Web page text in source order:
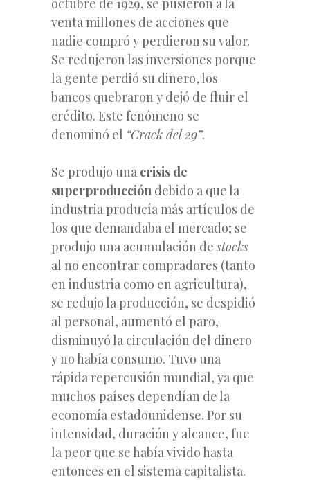
octubre de 1929, se pusieron a la
venta millones de acciones que
nadie compró y perdieron su valor.
Se redujeron las inversiones porque
la gente perdió su dinero, los
bancos quebraron y dejó de fluir el
crédito. Este fenómeno se
denominó el “Crack del 29”.
Se produjo una crisis de
superproducción debido a que la
industria producía más artículos de
los que demandaba el mercado; se
produjo una acumulación destocks
al no encontrar compradores (tanto
en industria como en agricultura),
se redujo la producción, se despidió
al personal, aumentó el paro,
disminuyó la circulación del dinero
y no había consumo. Tuvo una
rápida repercusión mundial, ya que
muchos países dependían de la
economía estadounidense. Por su
intensidad, duración y alcance, fue
la peor que se había vivido hasta
entonces en el sistema capitalista.